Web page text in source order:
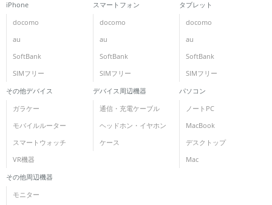
iPhone
docomo
au
SoftBank
SIMフリー
スマートフォン
docomo
au
SoftBank
SIMフリー
タブレット
docomo
au
SoftBank
SIMフリー
その他デバイス
ガラケー
モバイルルーター
スマートウォッチ
VR機器
デバイス周辺機器
通信・充電ケーブル
ヘッドホン・イヤホン
ケース
パソコン
ノートPC
MacBook
デスクトップ
Mac
その他周辺機器
モニター